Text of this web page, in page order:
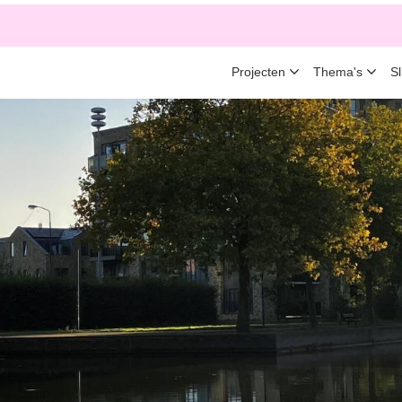
Projecten Thema's